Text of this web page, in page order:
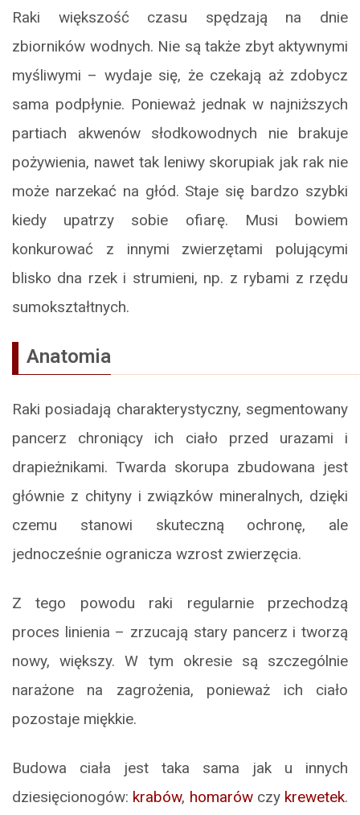
Raki większość czasu spędzają na dnie
zbiorników wodnych. Nie są także zbyt aktywnymi
myśliwymi – wydaje się, że czekają aż zdobycz
sama podpłynie. Ponieważ jednak w najniższych
partiach akwenów słodkowodnych nie brakuje
pożywienia, nawet tak leniwy skorupiak jak rak nie
może narzekać na głód. Staje się bardzo szybki
kiedy upatrzy sobie ofiarę. Musi bowiem
konkurować z innymi zwierzętami polującymi
blisko dna rzek i strumieni, np. z rybami z rzędu
sumokształtnych.
Anatomia
Raki posiadają charakterystyczny, segmentowany
pancerz chroniący ich ciało przed urazami i
drapieżnikami. Twarda skorupa zbudowana jest
głównie z chityny i związków mineralnych, dzięki
czemu stanowi skuteczną ochronę, ale
jednocześnie ogranicza wzrost zwierzęcia.
Z tego powodu raki regularnie przechodzą
proces linienia – zrzucają stary pancerz i tworzą
nowy, większy. W tym okresie są szczególnie
narażone na zagrożenia, ponieważ ich ciało
pozostaje miękkie.
Budowa ciała jest taka sama jak u innych
dziesięcionogów: krabów, homarówczy krewetek.